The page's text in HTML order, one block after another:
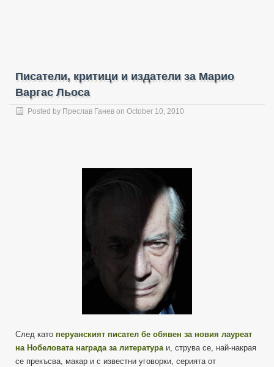
Писатели, критици и издатели за Марио
Варгас Льоса
Posted by Преслав Ганев on October 10, 2010
След като перуанският писател бе обявен за новия лауреат
на Нобеловата награда за литератураи, струва се, най-накрая
се прекъсва, макар и с известни уговорки, серията от